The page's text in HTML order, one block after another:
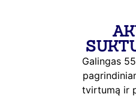
Galingas
tvirtumą ir